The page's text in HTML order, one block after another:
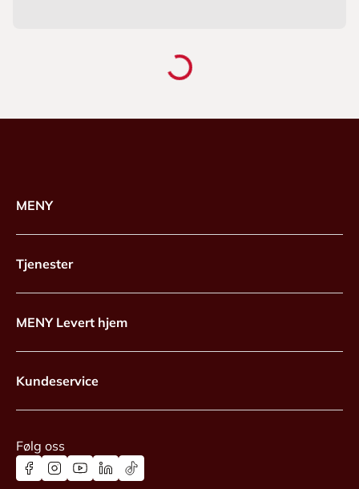
MENY
Tjenester
MENY Levert hjem
Kundeservice
Følg oss